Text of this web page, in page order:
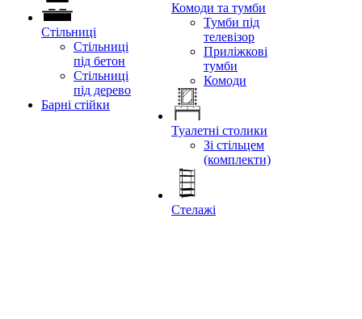
Стільниці
Стільниці
під бетон
Стільниці
під дерево
Барні стійки
Комоди та тумби
Тумби під
телевізор
Приліжкові
тумби
Комоди
Туалетні столики
Зі стільцем
(комплекти)
Стелажі